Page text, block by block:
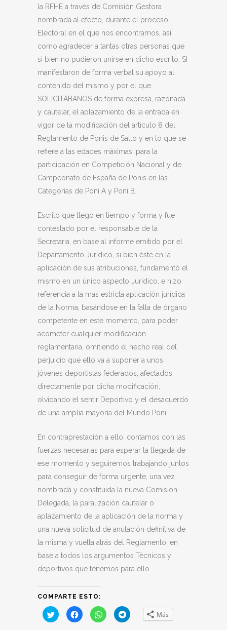
la RFHE a través de Comisión Gestora
nombrada al efecto, durante el proceso
Electoral en el que nos encontramos, así
como agradecer a tantas otras personas que
si bien no pudieron unirse en dicho escrito, SI
manifestaron de forma verbal su apoyo al
contenido del mismo y por el que
SOLICITABANOS de forma expresa, razonada
y cautelar, el aplazamiento de la entrada en
vigor de la modificación del artículo 8 del
Reglamento de Ponis de Salto y en lo que se
refiere a las edades máximas, para la
participación en Competición Nacional y de
Campeonato de España de Ponis en las
Categorías de Poni A y Poni B.
Escrito que llego en tiempo y forma y fue
contestado por el responsable de la
Secretaria, en base al informe emitido por el
Departamento Jurídico, si bien éste en la
aplicación de sus atribuciones, fundamentó el
mismo en un único aspecto Jurídico, e hizo
referencia a la mas estricta aplicación jurídica
de la Norma, basándose en la falta de órgano
competente en este momento, para poder
acometer cualquier modificación
reglamentaria, omitiendo el hecho real del
perjuicio que ello va a suponer a unos
jóvenes deportistas federados, afectados
directamente por dicha modificación,
olvidando el sentir Deportivo y el desacuerdo
de una amplia mayoría del Mundo Poni.
En contraprestación a ello, contamos con las
fuerzas necesarias para esperar la llegada de
ese momento y seguiremos trabajando juntos
para conseguir de forma urgente, una vez
nombrada y constituida la nueva Comisión
Delegada, la paralización cautelar o
aplazamiento de la aplicación de la norma y
una nueva solicitud de anulación definitiva de
la misma y vuelta atrás del Reglamento, en
base a todos los argumentos Técnicos y
deportivos que tenemos para ello.
COMPARTE ESTO:
Haz
clic
Haz
clic
Haz
clic
Haz
clic Más